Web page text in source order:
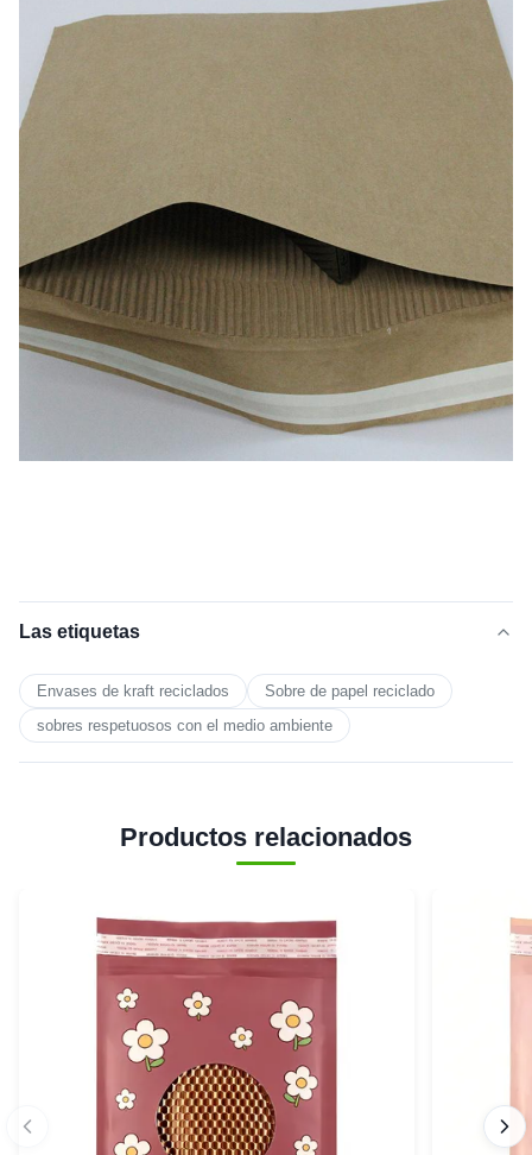
Las etiquetas
Envases de kraft reciclados
Sobre de papel reciclado
sobres respetuosos con el medio ambiente
Productos relacionados